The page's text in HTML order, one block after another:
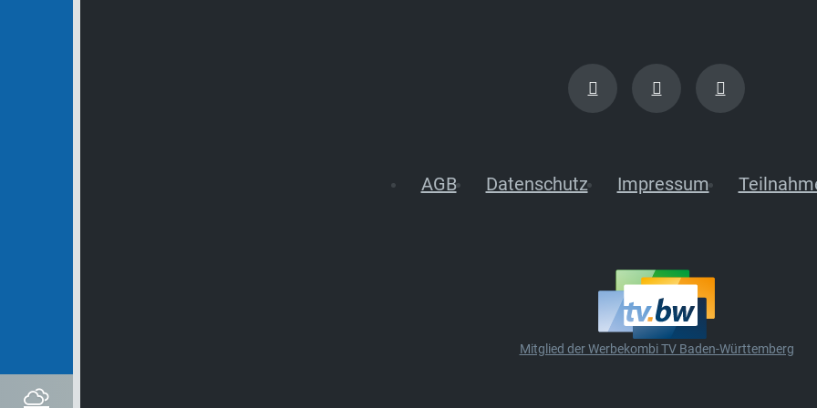
AGB Datenschutz Impressum
Mitglied der Werbekombi TV Baden-Württemberg